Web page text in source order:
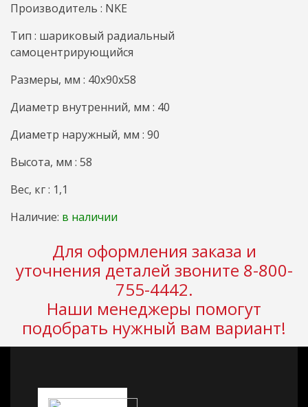
Производитель : NKE
Тип : шариковый радиальный
самоцентрирующийся
Размеры, мм : 40x90x58
Диаметр внутренний, мм : 40
Диаметр наружный, мм : 90
Высота, мм : 58
Вес, кг : 1,1
Наличие: в наличии
Для оформления заказа и
уточнения деталей звоните 8-800-
755-4442.
Наши менеджеры помогут
подобрать нужный вам вариант!